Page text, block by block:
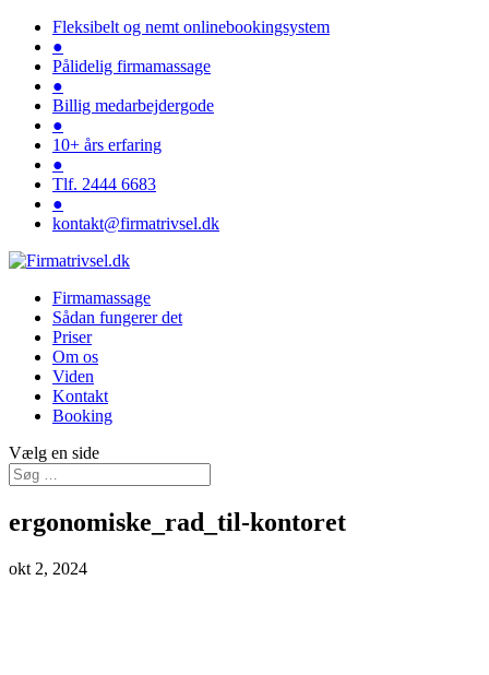
Fleksibelt og nemt onlinebookingsystem
●
Pålidelig firmamassage
●
Billig medarbejdergode
●
10+ års erfaring
●
Tlf. 2444 6683
●
kontakt@firmatrivsel.dk
Firmamassage
Sådan fungerer det
Priser
Om os
Viden
Kontakt
Booking
Vælg en side
ergonomiske_rad_til-kontoret
okt 2, 2024